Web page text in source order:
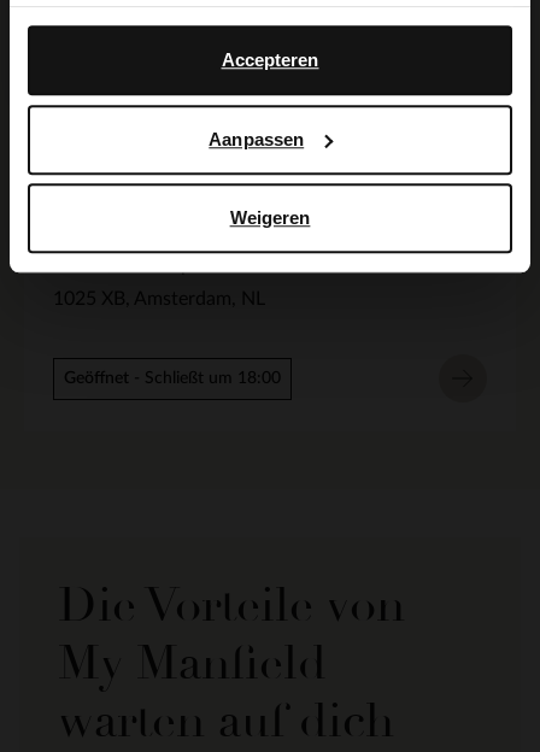
Accepteren
Aanpassen
Weigeren
Manfield Amsterdam Buiksl.
1025 XB
Amsterdam NL
Geöffnet - Schließt um 18:00
Die Vorteile von
My Manfield
warten auf dich
English